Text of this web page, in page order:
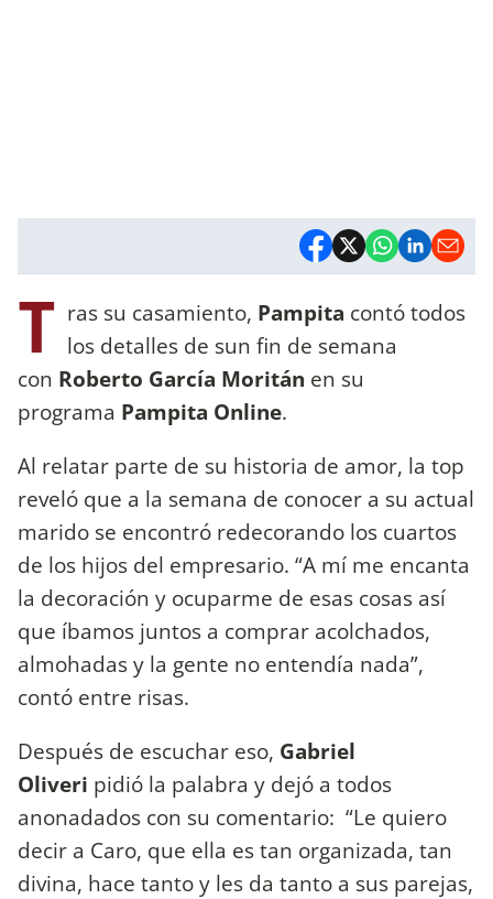
T ras su casamiento, Pampita contó todos
los detalles de sun fin de semana
con Roberto García Moritán en su
programa Pampita Online.
Al relatar parte de su historia de amor, la top
reveló que a la semana de conocer a su actual
marido se encontró redecorando los cuartos
de los hijos del empresario. “A mí me encanta
la decoración y ocuparme de esas cosas así
que íbamos juntos a comprar acolchados,
almohadas y la gente no entendía nada”,
contó entre risas.
Después de escuchar eso, Gabriel
Oliveri pidió la palabra y dejó a todos
anonadados con su comentario: “Le quiero
decir a Caro, que ella es tan organizada, tan
divina, hace tanto y les da tanto a sus parejas,